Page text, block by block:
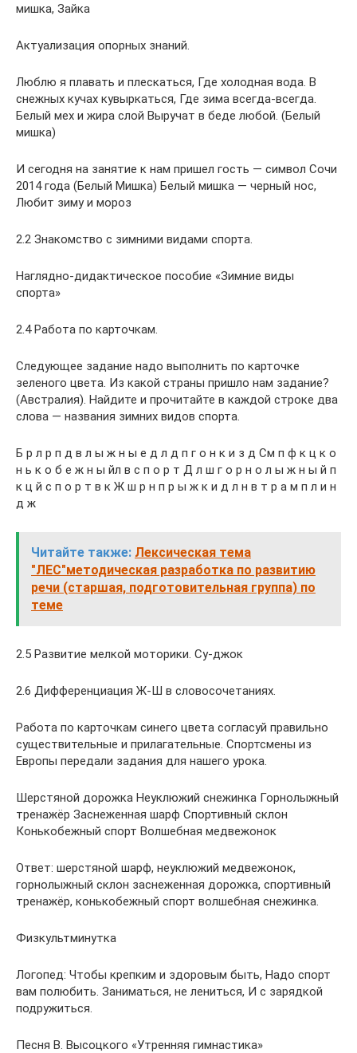
мишка, Зайка
Актуализация опорных знаний.
Люблю я плавать и плескаться, Где холодная вода. В
снежных кучах кувыркаться, Где зима всегда-всегда.
Белый мех и жира слой Выручат в беде любой. (Белый
мишка)
И сегодня на занятие к нам пришел гость — символ Сочи
2014 года (Белый Мишка) Белый мишка — черный нос,
Любит зиму и мороз
2.2 Знакомство с зимними видами спорта.
Наглядно-дидактическое пособие «Зимние виды
спорта»
2.4 Работа по карточкам.
Следующее задание надо выполнить по карточке
зеленого цвета. Из какой страны пришло нам задание?
(Австралия). Найдите и прочитайте в каждой строке два
слова — названия зимних видов спорта.
Б р л р п д в л ы ж н ы е д л д п г о н к и з д См п ф к ц к о
н ь к о б е ж н ы йл в с п о р т Д л ш г о р н о л ы ж н ы й п
к ц й с п о р т в к Ж ш р н п р ы ж к и д л н в т р а м п л и н
д ж
Читайте также: Лексическая тема
"ЛЕС"методическая разработка по развитию
речи (старшая, подготовительная группа) по
теме
2.5 Развитие мелкой моторики. Су-джок
2.6 Дифференциация Ж-Ш в словосочетаниях.
Работа по карточкам синего цвета согласуй правильно
существительные и прилагательные. Спортсмены из
Европы передали задания для нашего урока.
Шерстяной дорожка Неуклюжий снежинка Горнолыжный
тренажёр Заснеженная шарф Спортивный склон
Конькобежный спорт Волшебная медвежонок
Ответ: шерстяной шарф, неуклюжий медвежонок,
горнолыжный склон заснеженная дорожка, спортивный
тренажёр, конькобежный спорт волшебная снежинка.
Физкультминутка
Логопед: Чтобы крепким и здоровым быть, Надо спорт
вам полюбить. Заниматься, не лениться, И с зарядкой
подружиться.
Песня В. Высоцкого «Утренняя гимнастика»